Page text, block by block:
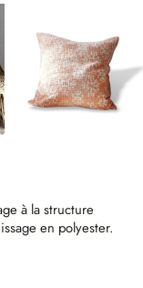
à la structure
en polyester.